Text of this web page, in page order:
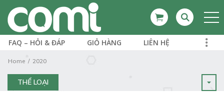
FAQ – HỎI & ĐÁP GIỎ HÀNG LIÊN HỆ
Home 2020
THỂ LOẠI